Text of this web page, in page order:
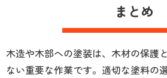
まとめ
木造や木部への塗装は、木材の保護
ない重要な作業です。適切な塗料の